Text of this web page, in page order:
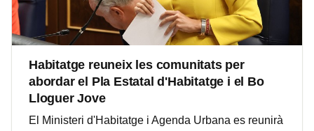
Habitatge reuneix les comunitats per
abordar el Pla Estatal d'Habitatge i el Bo
Lloguer Jove
El Ministeri d'Habitatge i Agenda Urbana es reunirà